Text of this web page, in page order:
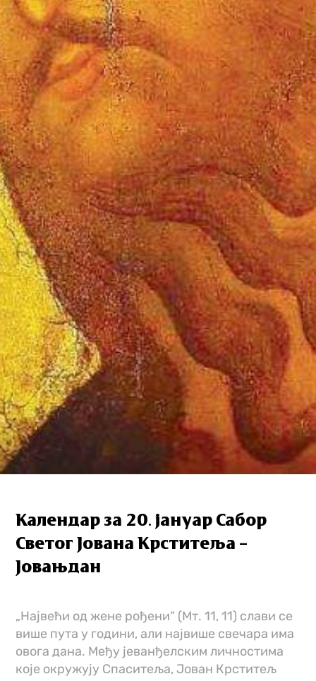
Календар за 20. јануар Сабор
Светог Јована Крститеља –
Јовањдан
„Највећи од жене рођени“ (Мт. 11, 11) слави се
више пута у години, али највише свечара има
овога дана. Међу јеванђелским личностима
које окружују Спаситеља, Јован Крститељ